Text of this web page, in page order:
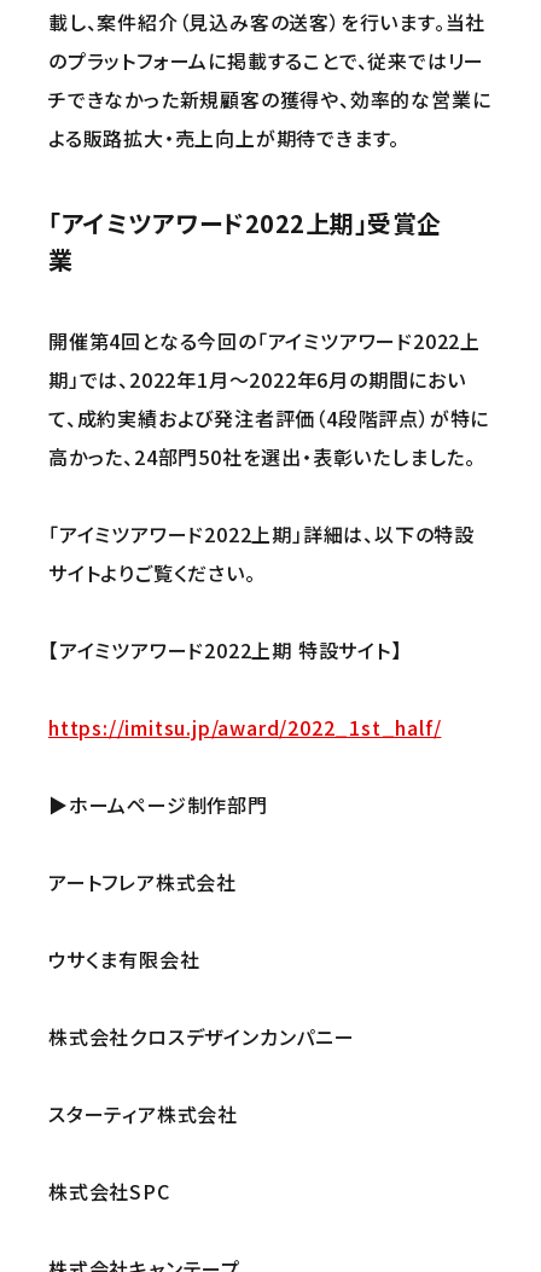
載し、案件紹介（見込み客の送客）を行います。当社
のプラットフォームに掲載することで、従来ではリー
チできなかった新規顧客の獲得や、効率的な営業に
よる販路拡大・売上向上が期待できます。
「アイミツアワード2022上期」受賞企
業
開催第4回となる今回の「アイミツアワード2022上
期」では、2022年1月〜2022年6月の期間におい
て、成約実績および発注者評価（4段階評点）が特に
高かった、24部門50社を選出・表彰いたしました。
「アイミツアワード2022上期」詳細は、以下の特設
サイトよりご覧ください。
【アイミツアワード2022上期 特設サイト】
https://imitsu.jp/award/2022_1st_half/
▶ホームページ制作部門
アートフレア株式会社
ウサくま有限会社
株式会社クロスデザインカンパニー
スターティア株式会社
株式会社SPC